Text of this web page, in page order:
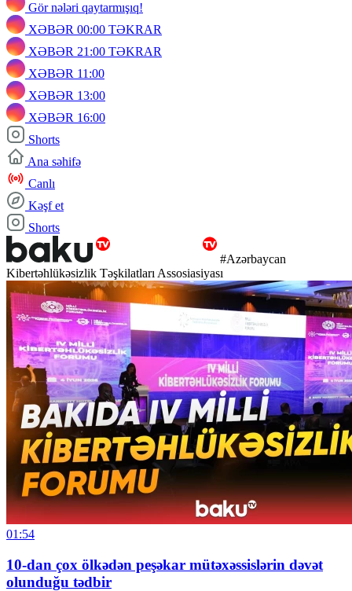
Gör nələri qaytarmışıq!
XƏBƏR 00:00 TƏKRAR
XƏBƏR 21:00 TƏKRAR
XƏBƏR 11:00
XƏBƏR 13:00
XƏBƏR 16:00
Shorts
Ana səhifə
Canlı
Kəşf et
Shorts
#Azərbaycan
Kibertəhlükəsizlik Təşkilatları Assosiasiyası
01:54
10-dan çox ölkədən peşəkar mütəxəssislərin dəvət
olunduğu tədbir